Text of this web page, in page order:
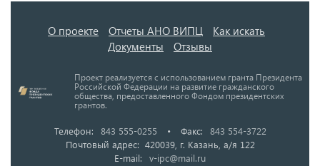
О проекте Отчеты АНО ВИПЦ
Как искать
Документы
Отзывы
Проект реализуется с использованием гранта Президента
Российской Федерации на развитие гражданского
общества, предоставленного Фондом президентских
грантов.
Телефон: 843 555-0255 • Факс:
843 554-3722
Почтовый адрес: 420039, г. Казань, а/я 122
E-mail:
v-ipc@mail.ru